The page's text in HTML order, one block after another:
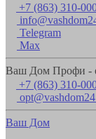
+7 (863) 310-
Telegram
Max
Ваш Дом Профи -
+7 (863) 310-
Ваш Дом